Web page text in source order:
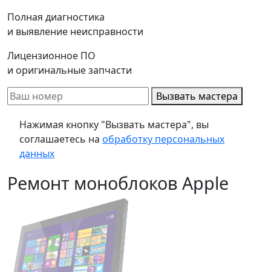
Полная диагностика
и выявление неисправности
Лицензионное ПО
и оригинальные запчасти
Вызвать мастера
Нажимая кнопку "Вызвать мастера", вы
соглашаетесь на обработку персональных
данных
Ремонт моноблоков Apple